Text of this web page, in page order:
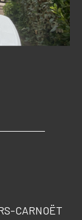
CARNOËT